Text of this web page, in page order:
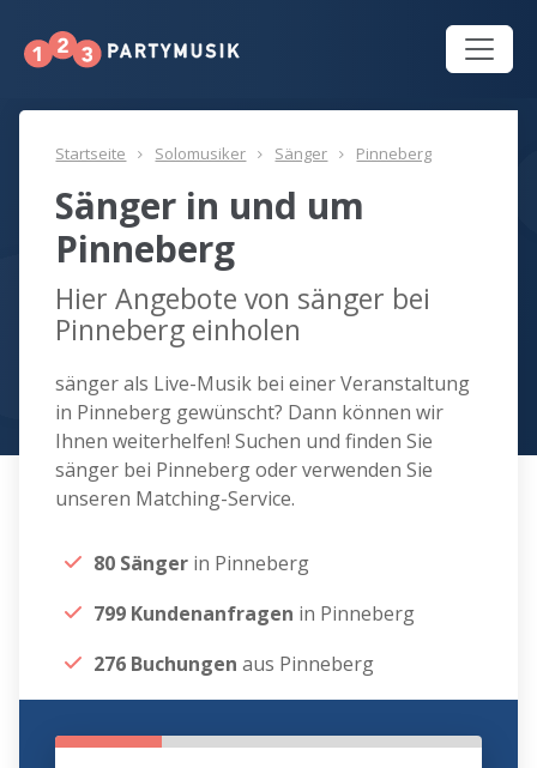
Startseite Solomusiker Sänger Pinneberg
Sänger in und um
Pinneberg
Hier Angebote von sänger bei
Pinneberg einholen
sänger als Live-Musik bei einer Veranstaltung
in Pinneberg gewünscht? Dann können wir
Ihnen weiterhelfen! Suchen und finden Sie
sänger bei Pinneberg oder verwenden Sie
unseren Matching-Service.
80 Sänger in Pinneberg
799 Kundenanfragen in Pinneberg
276 Buchungen aus Pinneberg